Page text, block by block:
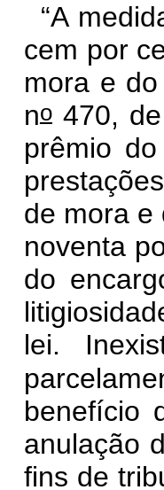
“A
cem por
mora e
no470, de
prêmio
de mora e
noventa
do
lei.
benefício
anulação
fins de